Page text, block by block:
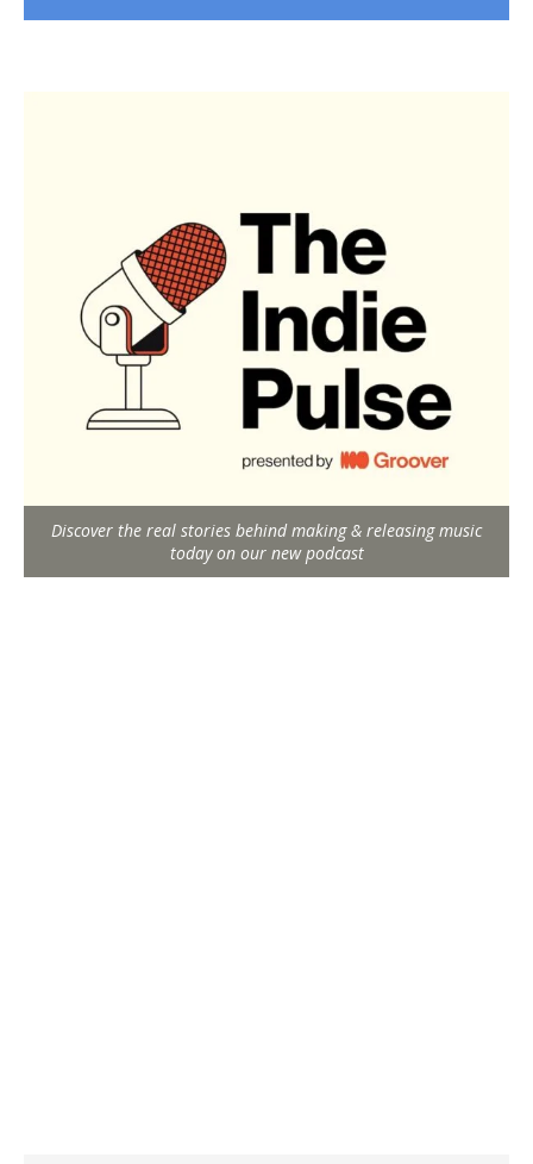
Discover the real stories behind making & releasing music
today on our new podcast